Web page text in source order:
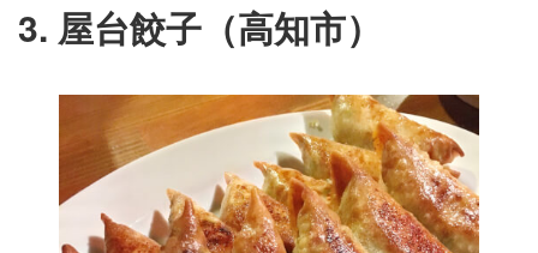
3. 屋台餃子（高知市）